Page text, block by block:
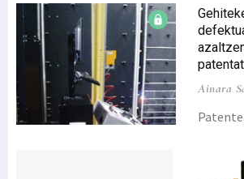
Ainara